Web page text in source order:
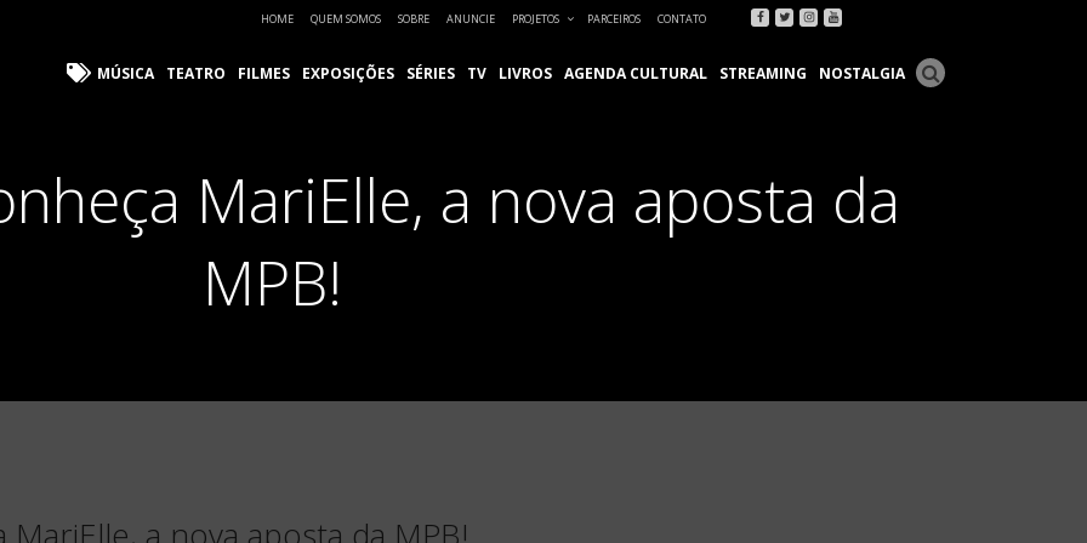
HOME QUEM SOMOS SOBRE ANUNCIE PROJETOS PARCEIROS CONTATO Facebook
Twitter
Instagram
Youtube
MÚSICA TEATRO FILMES EXPOSIÇÕES SÉRIES TV LIVROS AGENDA CULTURAL STREAMING NOSTALGIA
MariElle, a nova aposta da
MPB!
a nova aposta da MPB!